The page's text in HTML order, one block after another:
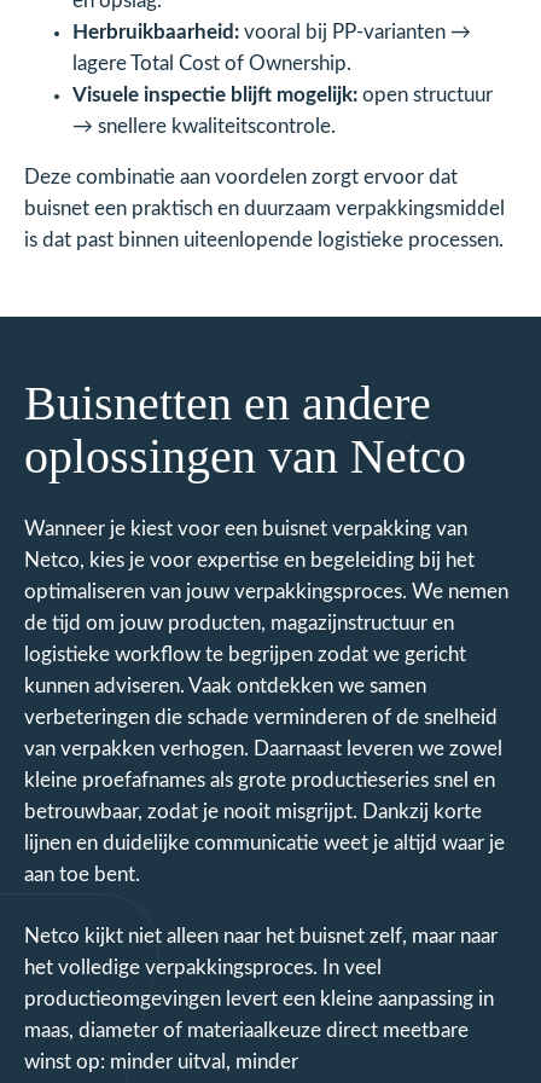
Herbruikbaarheid: vooral bij PP-varianten →
lagere Total Cost of Ownership.
Visuele inspectie blijft mogelijk: open structuur
→ snellere kwaliteitscontrole.
Deze combinatie aan voordelen zorgt ervoor dat
buisnet een praktisch en duurzaam verpakkingsmiddel
is dat past binnen uiteenlopende logistieke processen.
Buisnetten en andere
oplossingen van Netco
Wanneer je kiest voor een buisnet verpakking van
Netco, kies je voor expertise en begeleiding bij het
optimaliseren van jouw verpakkingsproces. We nemen
de tijd om jouw producten, magazijnstructuur en
logistieke workflow te begrijpen zodat we gericht
kunnen adviseren. Vaak ontdekken we samen
verbeteringen die schade verminderen of de snelheid
van verpakken verhogen. Daarnaast leveren we zowel
kleine proefafnames als grote productieseries snel en
betrouwbaar, zodat je nooit misgrijpt. Dankzij korte
lijnen en duidelijke communicatie weet je altijd waar je
aan toe bent.
Netco kijkt niet alleen naar het buisnet zelf, maar naar
het volledige verpakkingsproces. In veel
productieomgevingen levert een kleine aanpassing in
maas, diameter of materiaalkeuze direct meetbare
winst op: minder uitval, minder